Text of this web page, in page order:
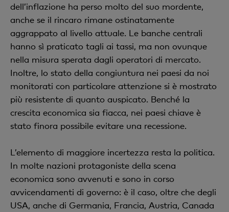
dell’inflazione ha perso molto del suo mordente,
anche se il rincaro rimane ostinatamente
aggrappato al livello attuale. Le banche centrali
hanno sì praticato tagli ai tassi, ma non ovunque
nella misura sperata dagli operatori di mercato.
Inoltre, lo stato della congiuntura nei paesi da noi
monitorati con particolare attenzione si è mostrato
più resistente di quanto auspicato. Benché la
crescita economica sia fiacca, nei paesi chiave è
stato finora possibile evitare una recessione.
L’elemento di maggiore incertezza resta la politica.
In molte nazioni protagoniste della scena
economica sono avvenuti e sono in corso
avvicendamenti di governo: è il caso, oltre che degli
USA, anche di Germania, Francia, Austria, Canada